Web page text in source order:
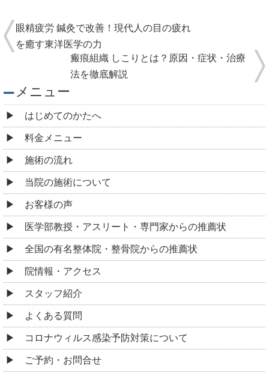
眼精疲労 鍼灸で改善！現代人の目の疲れ
を癒す東洋医学の力
瘢痕組織 しこりとは？原因・症状・治療
法を徹底解説
メニュー
はじめてのかたへ
料金メニュー
施術の流れ
当院の施術について
お客様の声
医学部教授・アスリート・専門家からの推薦状
全国の有名整体院・整骨院からの推薦状
院情報・アクセス
スタッフ紹介
よくある質問
コロナウィルス感染予防対策について
ご予約・お問合せ